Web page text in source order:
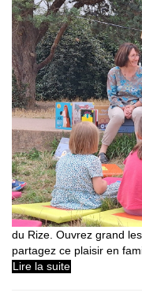
du Rize. Ouvrez grand
partagez ce plaisir en
Lire la suite